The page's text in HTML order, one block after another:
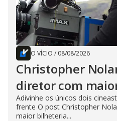
O VÍCIO / 08/08/2026
Christopher
diretor com
Adivinhe os únicos dois
frente O post Christopher
maior bilheteria...